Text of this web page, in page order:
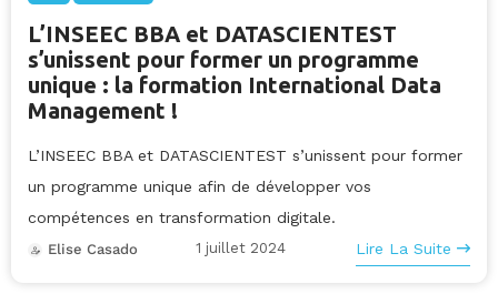
L’INSEEC BBA et DATASCIENTEST
s’unissent pour former un programme
unique : la formation International Data
Management !
L’INSEEC BBA et DATASCIENTEST s’unissent pour former
un programme unique afin de développer vos
compétences en transformation digitale.
Elise Casado 1 juillet 2024 Lire La Suite